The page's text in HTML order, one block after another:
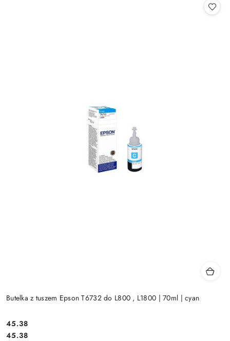
Butelka z tuszem Epson T6732 do L800 , L1800 | 70ml | cyan
Cena:
45.38
Cena:
45.38